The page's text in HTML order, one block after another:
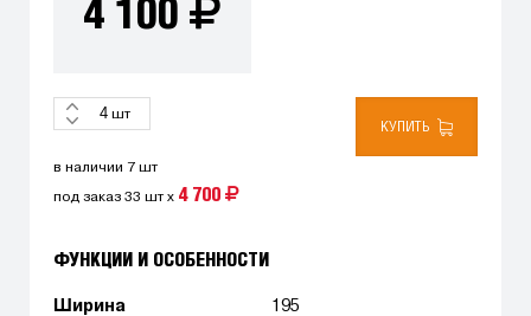
4 100
шт
КУПИТЬ
в наличии 7 шт
под заказ 33 шт x 4 700
ФУНКЦИИ И ОСОБЕННОСТИ
Ширина
195